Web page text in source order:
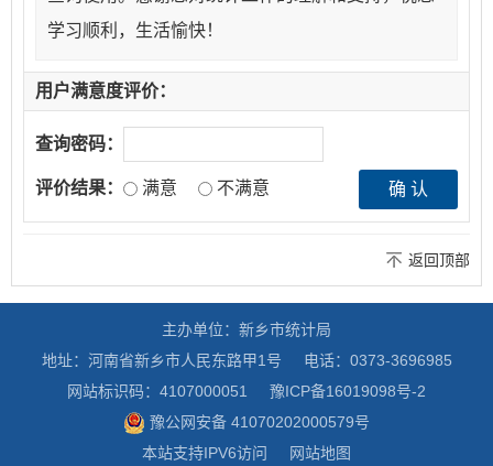
学习顺利，生活愉快！
用户满意度评价：
查询密码：
评价结果： 满意 不满意
返回顶部
主办单位：新乡市统计局
地址：河南省新乡市人民东路甲1号
电话：0373-3696985
网站标识码：4107000051
豫ICP备16019098号-2
豫公网安备 41070202000579号
本站支持IPV6访问
网站地图